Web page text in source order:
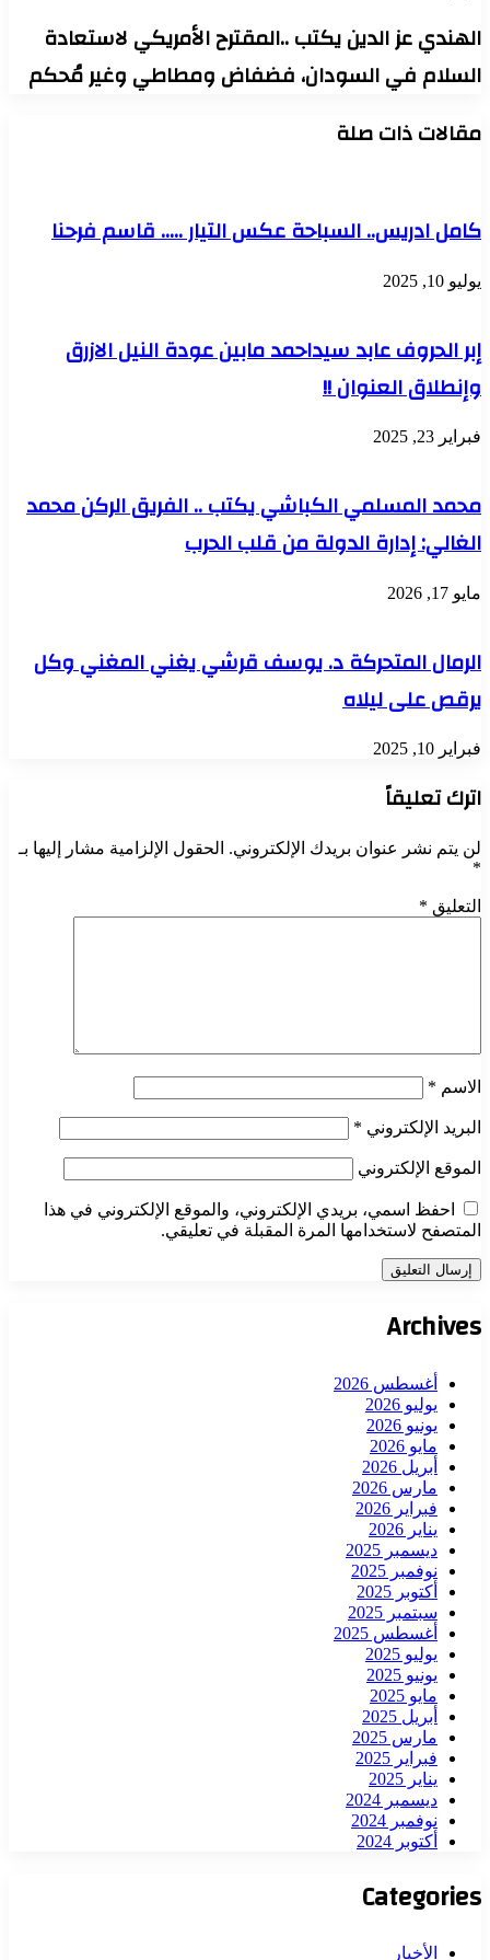
الهندي عز الدين يكتب ..المقترح الأمريكي لاستعادة
السلام في السودان، فضفاض ومطاطي وغير مُحكم
مقالات ذات صلة
كامل ادريس.. السباحة عكس التيار ….. قاسم فرحنا
يوليو 10, 2025
إبر الحروف عابد سيداحمد مابين عودة النيل الازرق
وإنطلاق العنوان !!
فبراير 23, 2025
محمد المسلمي الكباشي يكتب .. الفريق الركن محمد
الغالي: إدارة الدولة من قلب الحرب
مايو 17, 2026
الرمال المتحركة د. يوسف قرشي يغني المغني وكل
يرقص على ليلاه
فبراير 10, 2025
اترك تعليقاً
لن يتم نشر عنوان بريدك الإلكتروني. الحقول الإلزامية مشار إليها بـ
*
التعليق *
الاسم *
البريد الإلكتروني *
الموقع الإلكتروني
احفظ اسمي، بريدي الإلكتروني، والموقع الإلكتروني في هذا
المتصفح لاستخدامها المرة المقبلة في تعليقي.
Archives
أغسطس 2026
يوليو 2026
يونيو 2026
مايو 2026
أبريل 2026
مارس 2026
فبراير 2026
يناير 2026
ديسمبر 2025
نوفمبر 2025
أكتوبر 2025
سبتمبر 2025
أغسطس 2025
يوليو 2025
يونيو 2025
مايو 2025
أبريل 2025
مارس 2025
فبراير 2025
يناير 2025
ديسمبر 2024
نوفمبر 2024
أكتوبر 2024
Categories
الأخبار